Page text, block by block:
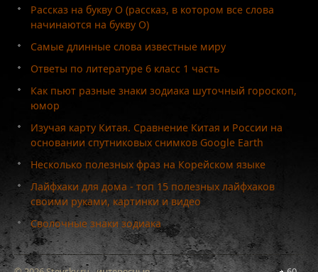
Рассказ на букву О (рассказ, в котором все слова
начинаются на букву О)
Самые длинные слова известные миру
Ответы по литературе 6 класс 1 часть
Как пьют разные знаки зодиака шуточный гороскоп,
юмор
Изучая карту Китая. Сравнение Китая и России на
основании спутниковых снимков Google Earth
Несколько полезных фраз на Корейском языке
Лайфхаки для дома - топ 15 полезных лайфхаков
своими руками, картинки и видео
Сволочные знаки зодиака